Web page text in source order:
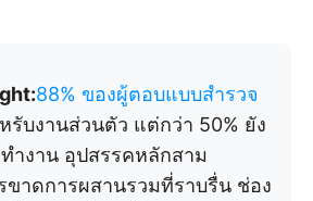
88% ของผู้ตอบแบบสำรวจ
รับงานส่วนตัว แต่กว่า 50% ยัง
ำงาน อุปสรรคหลักสาม
ขาดการผสานรวมที่ราบรื่น ช่อง